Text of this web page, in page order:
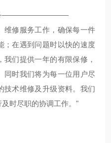
—————————
维修服务工作，确保每一件
；在遇到问题时以快的速度
们提供一年的有限保修，
同时我们将为每一位用户尽
技术维修及升级资料。我们
时尽职的协调工作。"